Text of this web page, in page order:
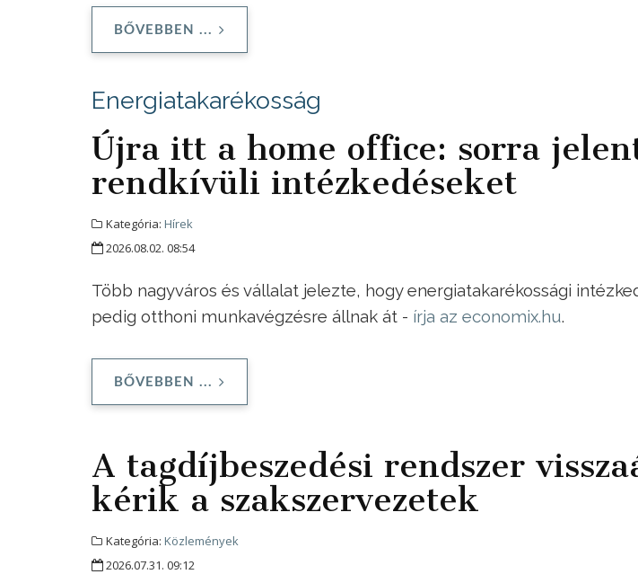
BŐVEBBEN ...
Energiatakarékosság
Újra itt a home office: sorra
rendkívüli intézkedéseket
Kategória: Hírek
2026.08.02. 08:54
Több nagyváros és vállalat jelezte, hogy energiatakarékossági
pedig otthoni munkavégzésre állnak át - írja az economix.hu.
BŐVEBBEN ...
A tagdíjbeszedési rendszer
kérik a szakszervezetek
Kategória: Közlemények
2026.07.31. 09:12